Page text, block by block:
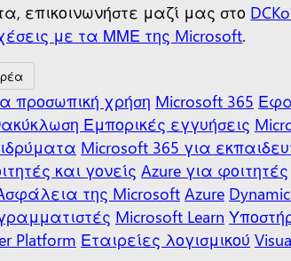
επικοινωνήστε μαζί μας στο
με τα ΜΜΕ της Microsoft
προσωπική χρήση Microsoft 365
Εμπορικές εγγυήσεις
Microsoft 365 για
και γονείς Azure για φοιτητές
της Microsoft Azure
Microsoft Learn
Platform Εταιρείες λογισμικού